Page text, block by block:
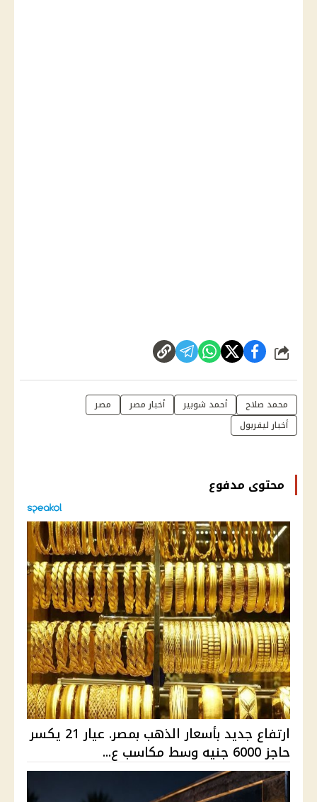
شارك
محمد صلاح أحمد شوبير أخبار مصر
مصر
أخبار ليفربول
محتوى مدفوع
ارتفاع جديد بأسعار الذهب بمصر. عيار 21 يكسر
حاجز 6000 جنيه وسط مكاسب ع...